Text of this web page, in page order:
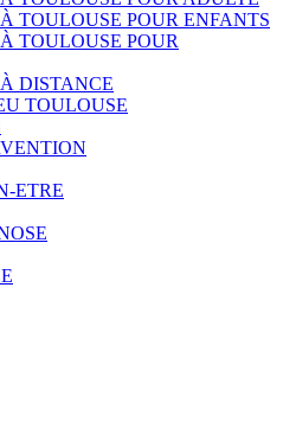
TOULOUSE POUR ENFANTS
TOULOUSE POUR
DISTANCE
TOULOUSE
ETRE